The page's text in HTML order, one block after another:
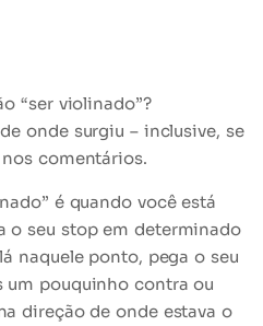
“ser violinado”?
onde surgiu – inclusive, se
comentários.
é quando você está
o seu stop em determinado
naquele ponto, pega o seu
um pouquinho contra ou
direção de onde estava o